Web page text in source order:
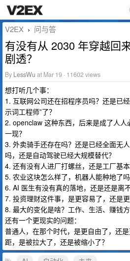
V2EX › 问与答
有没有从 2030 年穿越回
剧透？
By LessWu at Mar 19 · 11602 views
想打听几个事：
1. 互联网公司还在招程序员吗？还是已
示词工程师”了？
2. openclaw 这种东西，后来是成了人
一现？
3. 外卖骑手还存在吗？还是已经全面无
吗，还是自动驾驶已经大规模替代？
4. 还有没有人进厂打螺丝，还是工厂基本
5. 农业这块怎么样了，机器人能种地了吗
6. AI 医生有没有真的落地，还是还是离
7. 投资理财这件事，是更容易了，还是更
8. 最大的变化是啥？工作、生活、赚钱
还有一个更现实的问题：
普通人，在那个时代，是更自由了，还
距，是被拉大了，还是被缩小了？